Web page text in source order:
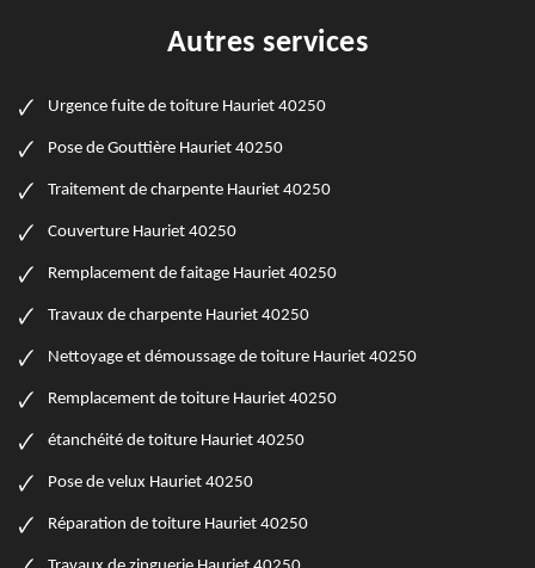
Autres services
Urgence fuite de toiture Hauriet 40250
Pose de Gouttière Hauriet 40250
Traitement de charpente Hauriet 40250
Couverture Hauriet 40250
Remplacement de faitage Hauriet 40250
Travaux de charpente Hauriet 40250
Nettoyage et démoussage de toiture Hauriet 40250
Remplacement de toiture Hauriet 40250
étanchéité de toiture Hauriet 40250
Pose de velux Hauriet 40250
Réparation de toiture Hauriet 40250